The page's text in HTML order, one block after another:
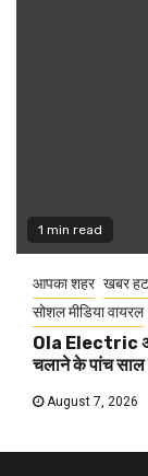
1 min read
आपका शहर खबर
सोशल मीडिया वायरल
Ola Electric
चलाने के पांच साल
August 7, 2026